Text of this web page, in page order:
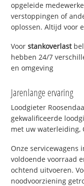
opgeleide
verstoppingen of
oplossen. Altijd voor
Voorstankoverlast
hebben 24/7
en omgeving
Jarenlange ervaring
Loodgieter
gekwalificeerde
met uw waterleiding,
Onze servicewagens
voldoende voorraad
ochtend uitvoeren.
noodvoorziening